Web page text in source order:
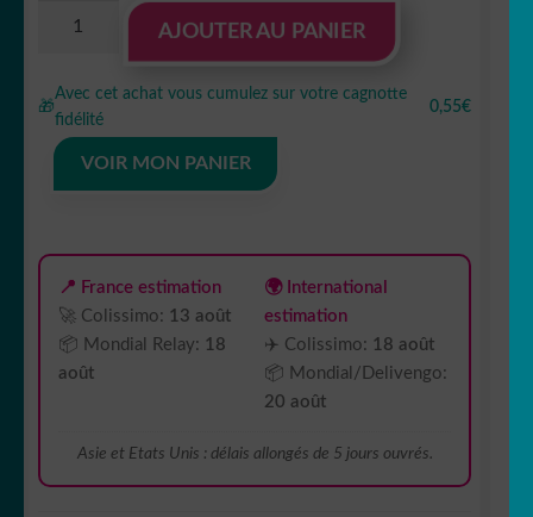
Autocollant
tesla
model
auto
MT129
AJOUTER AU PANIER
🎁
Avec cet achat vous cumulez sur votre cagnotte
fidélité
0,55€
VOIR MON PANIER
📍 France estimation
🚀 Colissimo: 13 août
📦 Mondial Relay: 18
août
🌍 International
estimation
✈️ Colissimo: 18 août
📦 Mondial/Delivengo:
20 août
Asie et Etats Unis : délais allongés de 5 jours ouvrés.